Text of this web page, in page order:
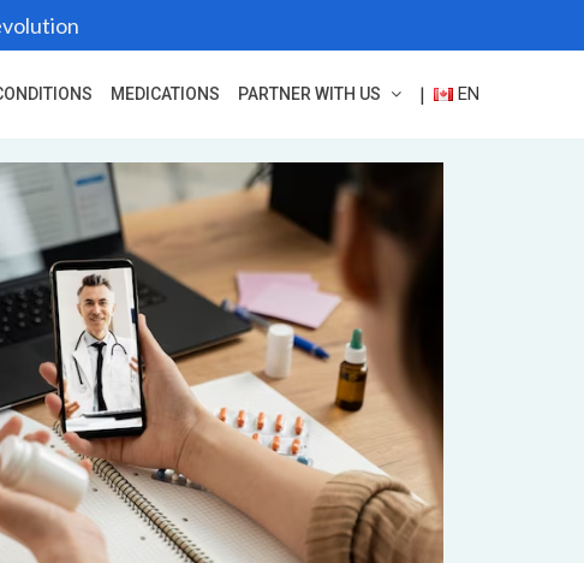
MEDICATIONS PARTNER WITH US | EN